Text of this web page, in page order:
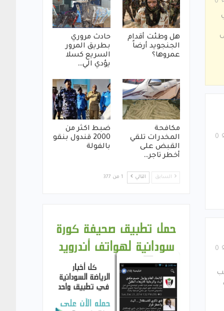
في
هل وطئت أقدام
الجنجويد أرضاً
عمروها؟
حادث مروري
بطريق المرور
السريع كسلا
يؤدي الي…
مكافحة
المخدرات تلقي
القبض على
أخطر تاجر…
ضبط اكثر من
2000 قندول بنقو
بالفولة
السابق التالي 1 من 377